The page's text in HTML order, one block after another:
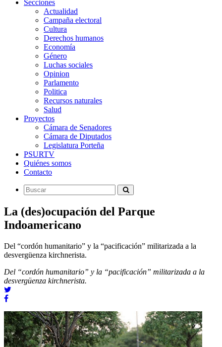
Secciones
Actualidad
Campaña electoral
Cultura
Derechos humanos
Economía
Género
Luchas sociales
Opinion
Parlamento
Politica
Recursos naturales
Salud
Proyectos
Cámara de Senadores
Cámara de Diputados
Legislatura Porteña
PSURTV
Quiénes somos
Contacto
La (des)ocupación del Parque
Indoamericano
Del “cordón humanitario” y la “pacificación” militarizada a la
desvergüenza kirchnerista.
Del “cordón humanitario” y la “pacificación” militarizada a la
desvergüenza kirchnerista.